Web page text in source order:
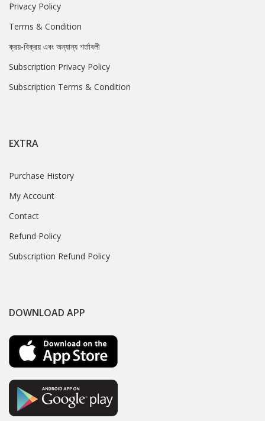
Privacy Policy
Terms & Condition
ক্রয়-বিক্রয় এবং অন্যান্য শর্তাবলী
Subscription Privacy Policy
Subscription Terms & Condition
EXTRA
Purchase History
My Account
Contact
Refund Policy
Subscription Refund Policy
DOWNLOAD APP